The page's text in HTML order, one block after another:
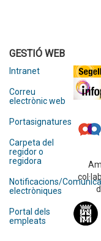
GESTIÓ WEB
Intranet
Correu
electrònic web
Portasignatures
Carpeta del
regidor o
regidora
Notificacions/
electròniques
Portal dels
empleats